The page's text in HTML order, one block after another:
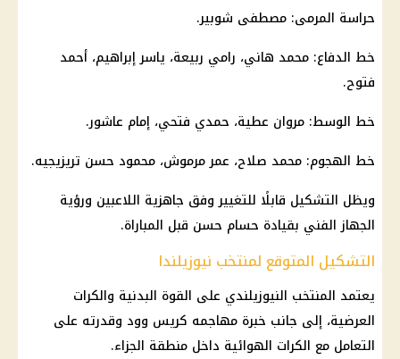
حراسة المرمى: مصطفى شوبير.
خط الدفاع: محمد هاني، رامي ربيعة، ياسر إبراهيم، أحمد
فتوح.
خط الوسط: مروان عطية، حمدي فتحي، إمام عاشور.
خط الهجوم: محمد صلاح، عمر مرموش، محمود حسن تريزيجيه.
ويظل التشكيل قابلًا للتغيير وفق جاهزية اللاعبين ورؤية
الجهاز الفني بقيادة حسام حسن قبل المباراة.
التشكيل المتوقع لمنتخب نيوزيلندا
يعتمد المنتخب النيوزيلندي على القوة البدنية والكرات
العرضية، إلى جانب خبرة مهاجمه كريس وود وقدرته على
التعامل مع الكرات الهوائية داخل منطقة الجزاء.